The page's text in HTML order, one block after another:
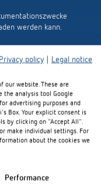
werden kann.
Privacy policy
Legal notice
our website. These are
the analysis tool Google
advertising purposes and
Box. Your explicit consent is
by clicking on "Accept All".
make individual settings. For
about the cookies we
Performance